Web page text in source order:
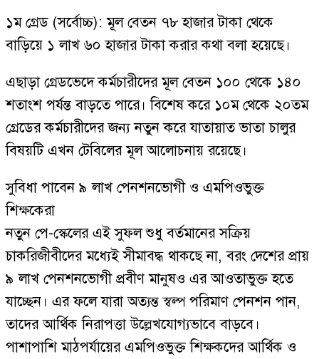
১ম গ্রেড (সর্বোচ্চ): মূল বেতন ৭৮ হাজার টাকা থেকে
বাড়িয়ে ১ লাখ ৬০ হাজার টাকা করার কথা বলা হয়েছে।
এছাড়া গ্রেডভেদে কর্মচারীদের মূল বেতন ১০০ থেকে ১৪০
শতাংশ পর্যন্ত বাড়তে পারে। বিশেষ করে ১০ম থেকে ২০তম
গ্রেডের কর্মচারীদের জন্য নতুন করে যাতায়াত ভাতা চালুর
বিষয়টি এখন টেবিলের মূল আলোচনায় রয়েছে।
সুবিধা পাবেন ৯ লাখ পেনশনভোগী ও এমপিওভুক্ত
শিক্ষকেরা
নতুন পে-স্কেলের এই সুফল শুধু বর্তমানের সক্রিয়
চাকরিজীবীদের মধ্যেই সীমাবদ্ধ থাকছে না, বরং দেশের প্রায়
৯ লাখ পেনশনভোগী প্রবীণ মানুষও এর আওতাভুক্ত হতে
যাচ্ছেন। এর ফলে যারা অত্যন্ত স্বল্প পরিমাণ পেনশন পান,
তাদের আর্থিক নিরাপত্তা উল্লেখযোগ্যভাবে বাড়বে।
পাশাপাশি মাঠপর্যায়ের এমপিওভুক্ত শিক্ষকদের আর্থিক ও